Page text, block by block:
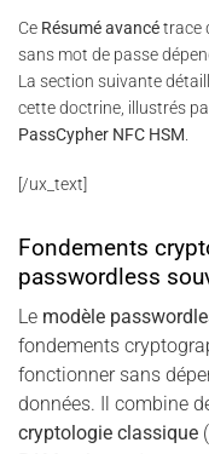
Ce Résumé avancétrace
sans mot de passe
La section suivante
cette doctrine, illustrés
PassCypher NFC HSM.
[/ux_text]
Fondements
passwordless
Le modèle
fondements
fonctionner sans
données. Il combine
cryptologie classique